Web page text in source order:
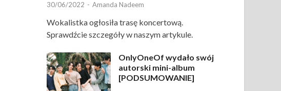
30/06/2022 - Amanda Nadeem
Wokalistka ogłosiła trasę koncertową.
Sprawdźcie szczegóły w naszym artykule.
OnlyOneOf wydało swój
autorski mini-album
[PODSUMOWANIE]